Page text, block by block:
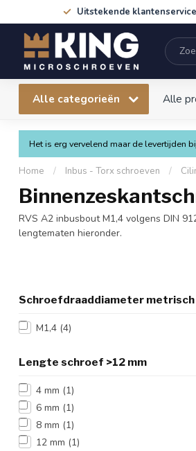
Uitstekende klantenservice
Alle categorieën Alle
Het is erg vervelend maar de levertijden
Home / Inbus - Torx schroeven /
RVS A2 inbusbout M1,4 volgens DIN
lengtematen hieronder.
Schroefdraaddiameter metrisch
M1,4 (4)
Lengte schroef >12 mm
4 mm (1)
6 mm (1)
8 mm (1)
12 mm (1)